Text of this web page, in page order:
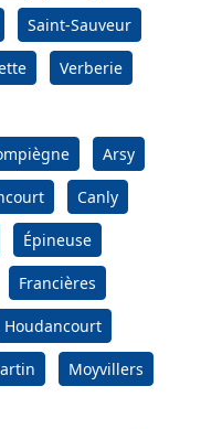
Saint-Sauveur
Verberie
Arsy
Canly
Épineuse
Francières
Houdancourt
Moyvillers